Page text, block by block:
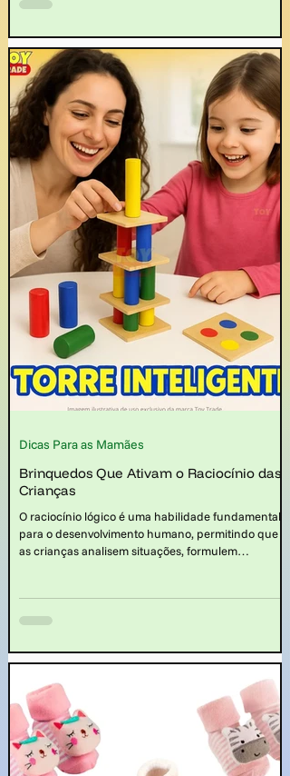
assumem um papel fundamental ao oferecerem
emocional dos pequenos.
Brinquedos Que Ativam o Raciocínio das
Crianças
O raciocínio lógico é uma habilidade fundamental
para o desenvolvimento humano, permitindo que
curiosidade natural pelo mundo ao seu redor,
como se relacionam entre si. Nesse contexto, saber
quais os brinquedos que ativam o raciocínio das
crianças é muito importante.
Dicas Para as Mamães